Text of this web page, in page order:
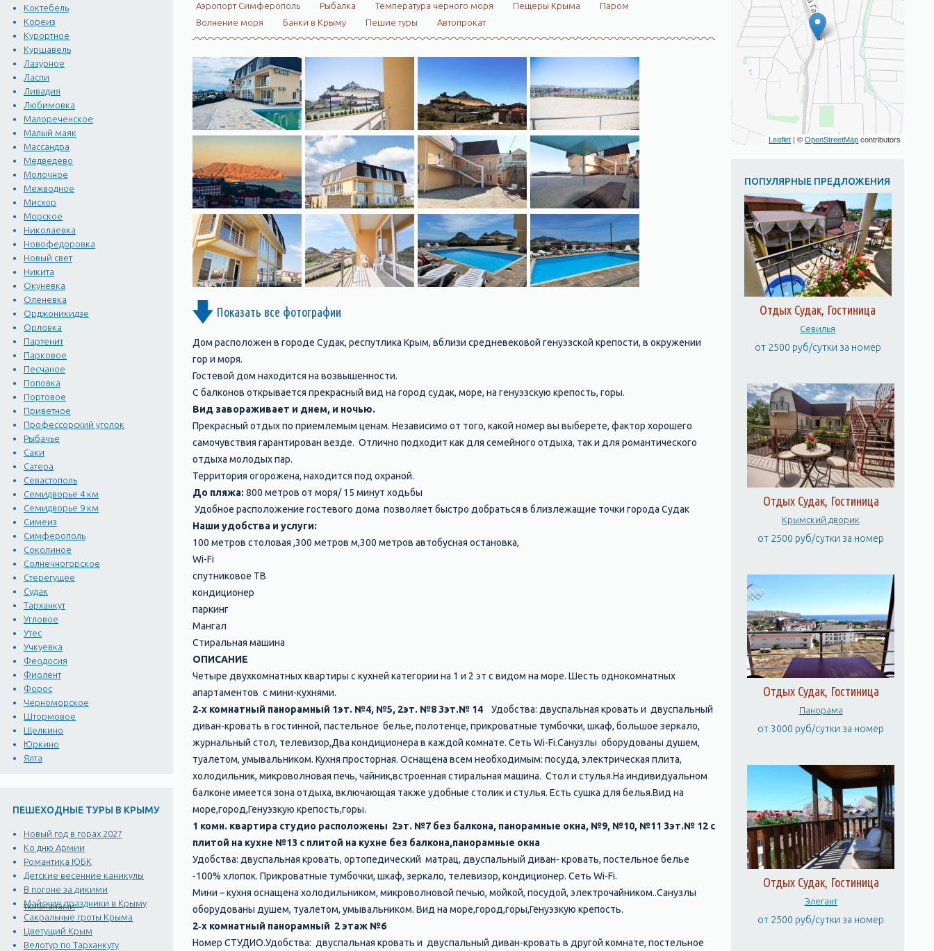
Коктебель
Кореиз
Курортное
Куршавель
Лазурное
Ласпи
Ливадия
Любимовка
Малореченское
Малый маяк
Массандра
Медведево
Молочное
Межводное
Мисхор
Морское
Николаевка
Новофедоровка
Новый свет
Никита
Окуневка
Оленевка
Орджоникидзе
Орловка
Партенит
Парковое
Песчаное
Поповка
Портовое
Приветное
Профессорский уголок
Рыбачье
Саки
Сатера
Севастополь
Семидворье 4 км
Семидворье 9 км
Симеиз
Симферополь
Соколиное
Солнечногорское
Стерегущее
Судак
Тарханкут
Угловое
Утес
Учкуевка
Феодосия
Фиолент
Форос
Черноморское
Штормовое
Щелкино
Юркино
Ялта
ПЕШЕХОДНЫЕ ТУРЫ В КРЫМУ
Новый год в горах 2027
Ко дню Армии
Романтика ЮБК
Детские весенние каникулы
В погоне за дикими
тюльпанами
Майские праздники в Крыму
Сакральные гроты Крыма
Цветущий Крым
Велотур по Тарханкуту
Аэропорт Симферополь
Рыбалка Температура черного моря Пещеры Крыма
Паром
Волнение моря
Банки в Крыму Пешие туры Автопрокат
Показать все фотографии
Дом расположен в городе Судак, респутлика Крым, вблизи средневековой генуэзской крепости, в окружении
гор и моря.
Гостевой дом находится на возвышенности.
С балконов открывается прекрасный вид на город судак, море, на генуэзскую крепость, горы.
Вид завораживает и днем, и ночью.
Прекрасный отдых по приемлемым ценам. Независимо от того, какой номер вы выберете, фактор хорошего
самочувствия гарантирован везде. Отлично подходит как для семейного отдыха, так и для романтического
отдыха молодых пар.
Территория огорожена, находится под охраной.
До пляжа: 800 метров от моря/ 15 минут ходьбы
Удобное расположение гостевого дома позволяет быстро добраться в близлежащие точки города Судак
Наши удобства и услуги:
100 метров столовая ,300 метров м,300 метров автобусная остановка,
Wi-Fi
спутниковое ТВ
кондиционер
паркинг
Мангал
Стиральная машина
ОПИСАНИЕ
Четыре двухкомнатных квартиры с кухней категории на 1 и 2 эт с видом на море. Шесть однокомнатных
апартаментов с мини-кухнями.
2‑х комнатный панорамный 1эт. №4, №5, 2эт. №8 3эт.№ 14 Удобства: двуспальная кровать и двуспальный
диван-кровать в гостинной, пастельное белье, полотенце, прикроватные тумбочки, шкаф, большое зеркало,
журнальный стол, телевизор,Два кондиционера в каждой комнате. Сеть Wi-Fi.Санузлы оборудованы душем,
туалетом, умывальником. Кухня просторная. Оснащена всем необходимым: посуда, электрическая плита,
холодильник, микроволновая печь, чайник,встроенная стиральная машина. Стол и стулья.На индивидуальном
балконе имеется зона отдыха, включающая также удобные столик и стулья. Есть сушка для белья.Вид на
море,город,Генуэзкую крепость,горы.
1 комн. квартира студио расположены 2эт. №7 без балкона, панорамные окна, №9, №10, №11 3эт.№ 12 с
плитой на кухне №13 с плитой на кухне без балкона,панорамные окна
Удобства: двуспальная кровать, ортопедический матрац, двуспальный диван- кровать, постельное белье
-100% хлопок. Прикроватные тумбочки, шкаф, зеркало, телевизор, кондиционер. Сеть Wi-Fi.
Мини – кухня оснащена холодильником, микроволновой печью, мойкой, посудой, электрочайником..Санузлы
оборудованы душем, туалетом, умывальником. Вид на море,город,горы,Генуэзкую крепость.
2‑х комнатный панорамный 2 этаж №6
Номер СТУДИО.Удобства: двуспальная кровать и двуспальный диван-кровать в другой комнате, постельное
Leaflet | ©OpenStreetMap contributors
ПОПУЛЯРНЫЕ ПРЕДЛОЖЕНИЯ
Отдых Судак, Гостиница
Севилья
от 2500 руб/сутки за номер
Отдых Судак, Гостиница
Крымский дворик
от 2500 руб/сутки за номер
Отдых Судак, Гостиница
Панорама
от 3000 руб/сутки за номер
Отдых Судак, Гостиница
Элегант
от 2500 руб/сутки за номер